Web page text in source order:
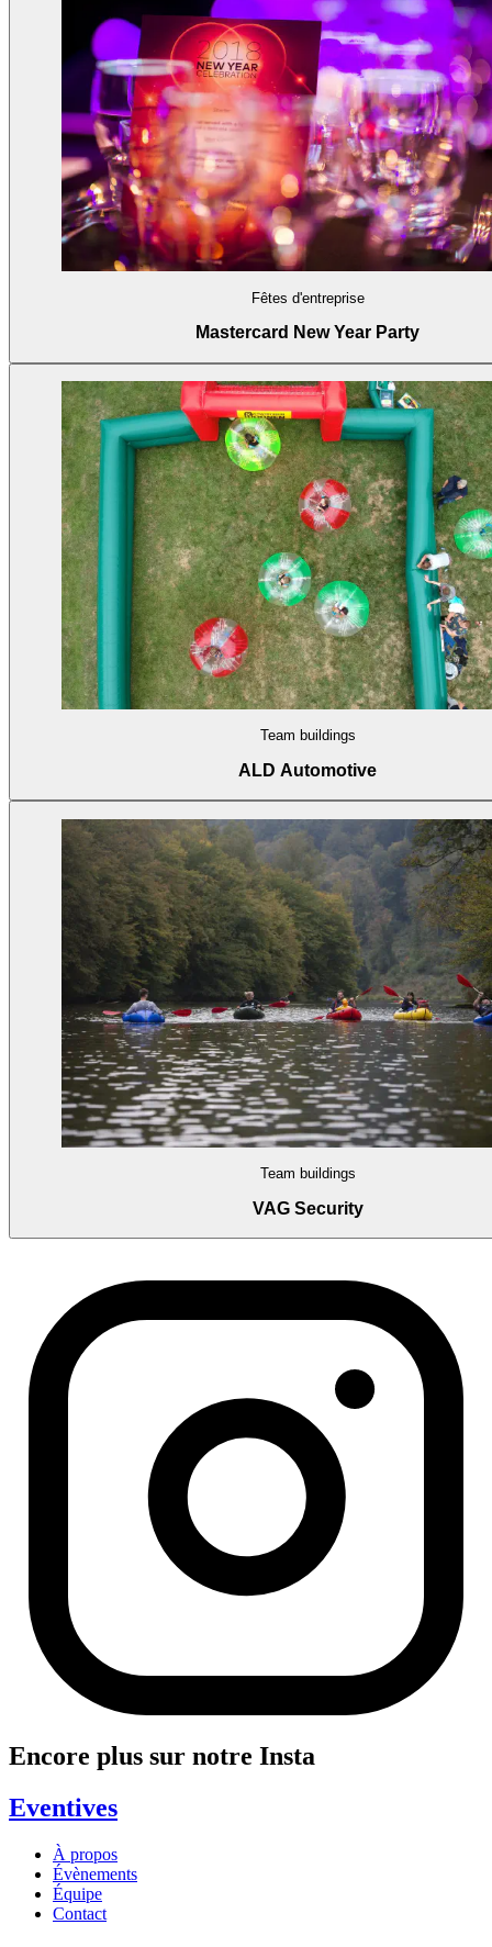
Fêtes d'entreprise
Mastercard New Year Party
Team buildings
ALD Automotive
Team buildings
VAG Security
Encore plus sur notre Insta
Eventives
À propos
Évènements
Équipe
Contact